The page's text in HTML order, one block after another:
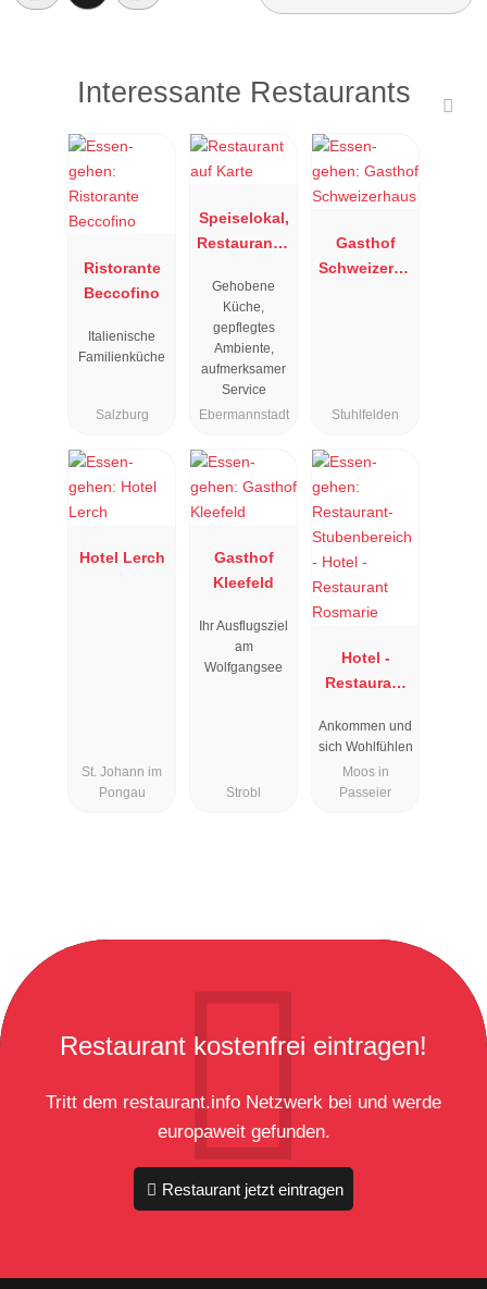
Interessante Restaurants
Ristorante
Beccofino
Italienische
Familienküche
Salzburg
Speiselokal,
Restaurant "
"
Gehobene
Küche,
gepflegtes
Ambiente,
aufmerksamer
Service
Ebermannstadt
Gasthof
Schweizerha
Stuhlfelden
Hotel Lerch
St. Johann im
Pongau
Gasthof
Kleefeld
Ihr Ausflugsziel
am
Wolfgangsee
Strobl
Hotel -
Restaurant
Ankommen und
sich Wohlfühlen
Moos in
Passeier
Restaurant kostenfrei eintragen!
Tritt dem restaurant.info Netzwerk bei und werde
europaweit gefunden.
Restaurant jetzt eintragen